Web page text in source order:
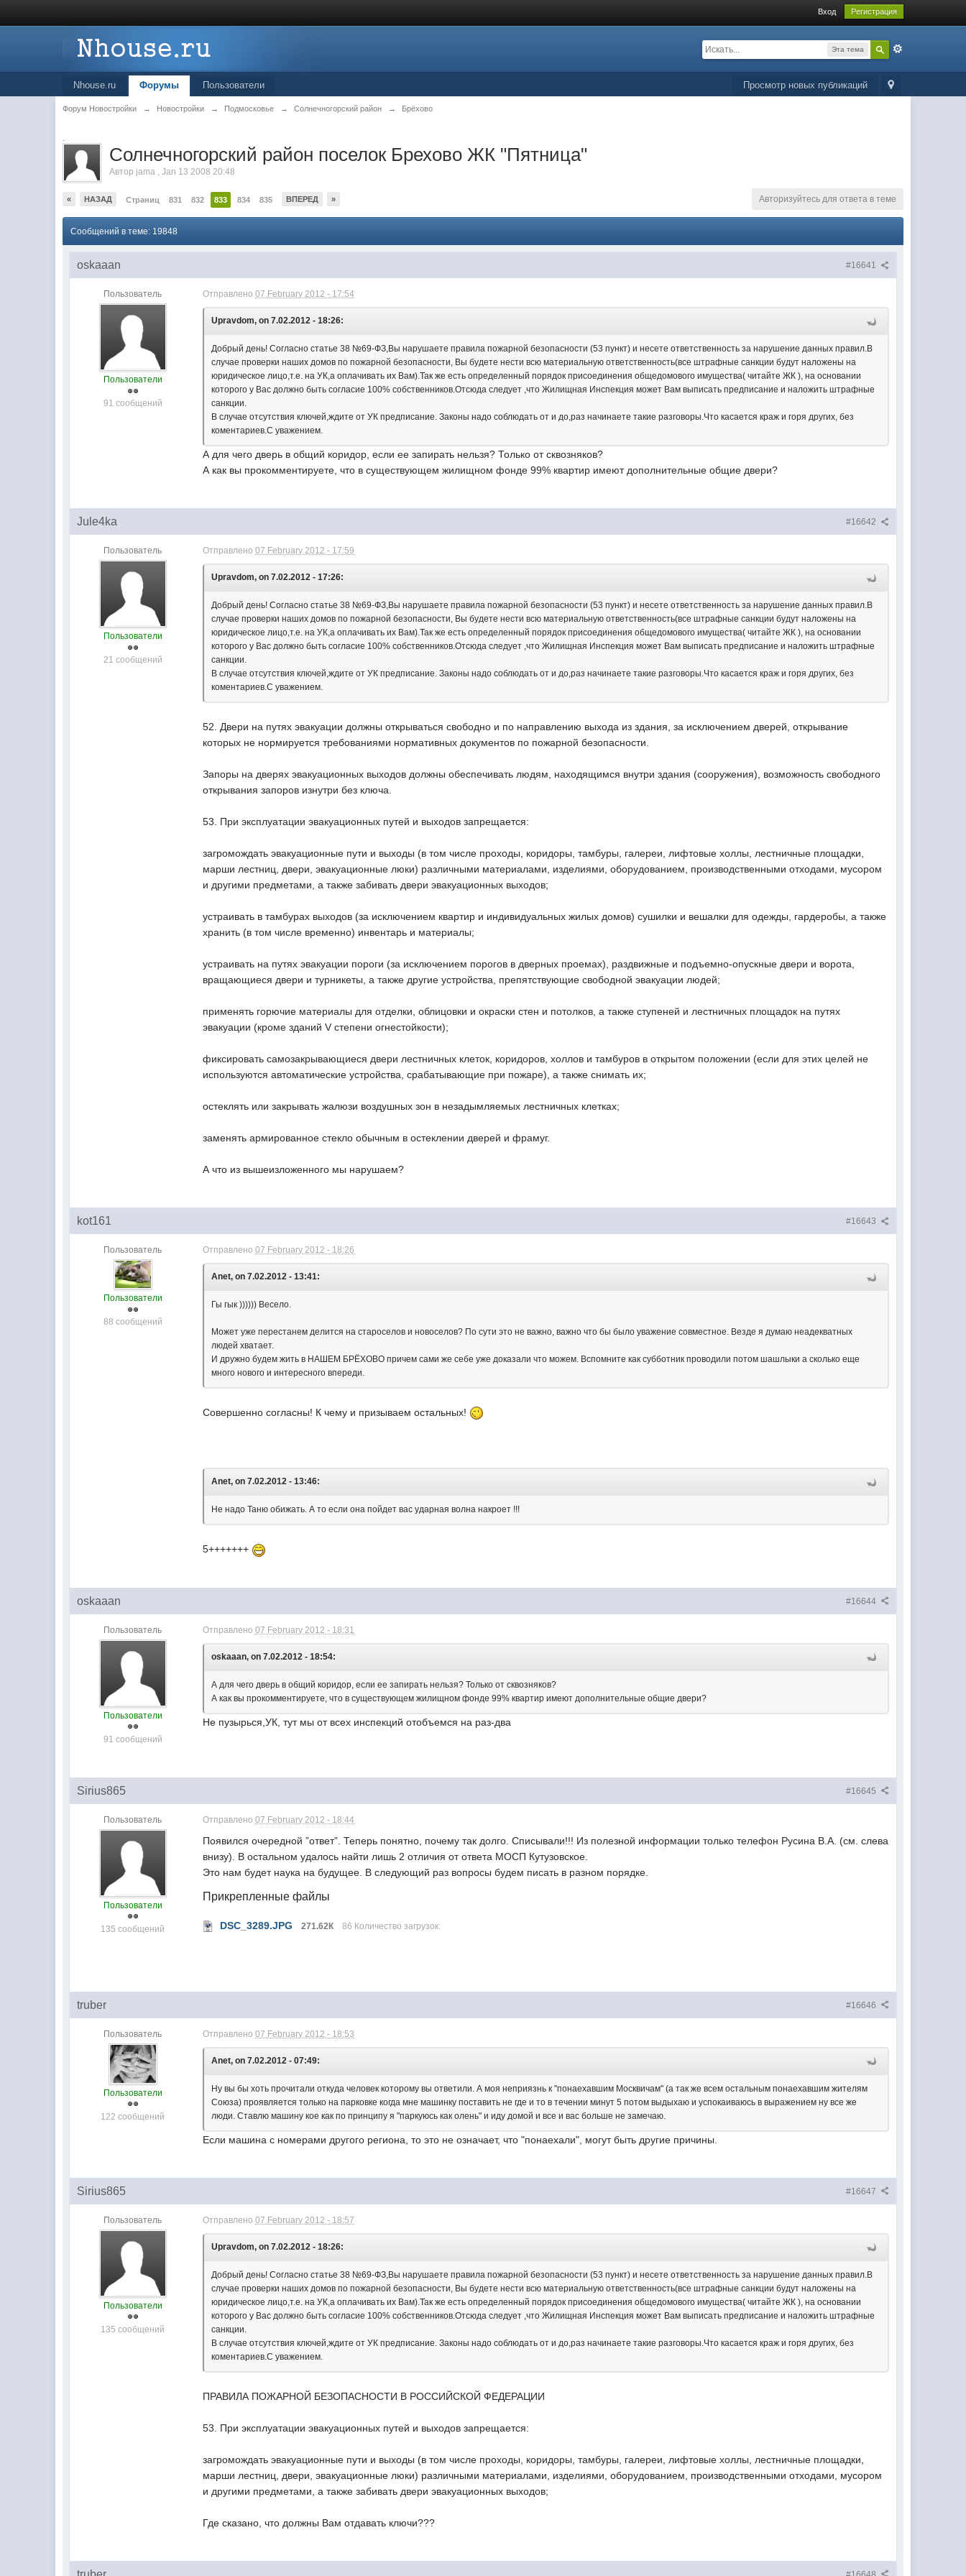
Вход Регистрация
Эта тема
Просмотр новых публикаций
Nhouse.ru Форумы Пользователи
Форум Новостройки → Новостройки → Подмосковье → Солнечногорский район → Брёхово
.
Cолнечногорский район поселок Брехово ЖК "Пятница"
Автор jama ,Jan 13 2008 20:48
« НАЗАД Страниц 831 832 833 834 835 ВПЕРЕД » Авторизуйтесь для ответа в теме
Сообщений в теме: 19848
#16641
oskaaan
Пользователь
Пользователи
91 сообщений
Отправлено07 February 2012 - 17:54
Upravdom, on 7.02.2012 - 18:26:
Добрый день! Согласно статье 38 №69-ФЗ,Вы нарушаете правила пожарной безопасности (53 пункт) и несете ответственность за нарушение данных правил.В
случае проверки наших домов по пожарной безопасности, Вы будете нести всю материальную ответственность(все штрафные санкции будут наложены на
юридическое лицо,т.е. на УК,а оплачивать их Вам).Так же есть определенный порядок присоединения общедомового имущества( читайте ЖК ), на основании
которого у Вас должно быть согласие 100% собственников.Отсюда следует ,что Жилищная Инспекция может Вам выписать предписание и наложить штрафные
санкции.
В случае отсутствия ключей,ждите от УК предписание. Законы надо соблюдать от и до,раз начинаете такие разговоры.Что касается краж и горя других, без
коментариев.С уважением.
А для чего дверь в общий коридор, если ее запирать нельзя? Только от сквозняков?
А как вы прокомментируете, что в существующем жилищном фонде 99% квартир имеют дополнительные общие двери?
#16642
Jule4ka
Пользователь
Пользователи
21 сообщений
Отправлено07 February 2012 - 17:59
Upravdom, on 7.02.2012 - 17:26:
Добрый день! Согласно статье 38 №69-ФЗ,Вы нарушаете правила пожарной безопасности (53 пункт) и несете ответственность за нарушение данных правил.В
случае проверки наших домов по пожарной безопасности, Вы будете нести всю материальную ответственность(все штрафные санкции будут наложены на
юридическое лицо,т.е. на УК,а оплачивать их Вам).Так же есть определенный порядок присоединения общедомового имущества( читайте ЖК ), на основании
которого у Вас должно быть согласие 100% собственников.Отсюда следует ,что Жилищная Инспекция может Вам выписать предписание и наложить штрафные
санкции.
В случае отсутствия ключей,ждите от УК предписание. Законы надо соблюдать от и до,раз начинаете такие разговоры.Что касается краж и горя других, без
коментариев.С уважением.
52. Двери на путях эвакуации должны открываться свободно и по направлению выхода из здания, за исключением дверей, открывание
которых не нормируется требованиями нормативных документов по пожарной безопасности.
Запоры на дверях эвакуационных выходов должны обеспечивать людям, находящимся внутри здания (сооружения), возможность свободного
открывания запоров изнутри без ключа.
53. При эксплуатации эвакуационных путей и выходов запрещается:
загромождать эвакуационные пути и выходы (в том числе проходы, коридоры, тамбуры, галереи, лифтовые холлы, лестничные площадки,
марши лестниц, двери, эвакуационные люки) различными материалами, изделиями, оборудованием, производственными отходами, мусором
и другими предметами, а также забивать двери эвакуационных выходов;
устраивать в тамбурах выходов (за исключением квартир и индивидуальных жилых домов) сушилки и вешалки для одежды, гардеробы, а также
хранить (в том числе временно) инвентарь и материалы;
устраивать на путях эвакуации пороги (за исключением порогов в дверных проемах), раздвижные и подъемно-опускные двери и ворота,
вращающиеся двери и турникеты, а также другие устройства, препятствующие свободной эвакуации людей;
применять горючие материалы для отделки, облицовки и окраски стен и потолков, а также ступеней и лестничных площадок на путях
эвакуации (кроме зданий V степени огнестойкости);
фиксировать самозакрывающиеся двери лестничных клеток, коридоров, холлов и тамбуров в открытом положении (если для этих целей не
используются автоматические устройства, срабатывающие при пожаре), а также снимать их;
остеклять или закрывать жалюзи воздушных зон в незадымляемых лестничных клетках;
заменять армированное стекло обычным в остеклении дверей и фрамуг.
А что из вышеизложенного мы нарушаем?
#16643
kot161
Пользователь
Пользователи
88 сообщений
Отправлено07 February 2012 - 18:26
Anet, on 7.02.2012 - 13:41:
Гы гык )))))) Весело.
Может уже перестанем делится на староселов и новоселов? По сути это не важно, важно что бы было уважение совместное. Везде я думаю неадекватных
людей хватает.
И дружно будем жить в НАШЕМ БРЁХОВО причем сами же себе уже доказали что можем. Вспомните как субботник проводили потом шашлыки а сколько еще
много нового и интересного впереди.
Совершенно согласны! К чему и призываем остальных!
Anet, on 7.02.2012 - 13:46:
Не надо Таню обижать. А то если она пойдет вас ударная волна накроет !!!
5+++++++
#16644
oskaaan
Пользователь
Пользователи
91 сообщений
Отправлено07 February 2012 - 18:31
oskaaan, on 7.02.2012 - 18:54:
А для чего дверь в общий коридор, если ее запирать нельзя? Только от сквозняков?
А как вы прокомментируете, что в существующем жилищном фонде 99% квартир имеют дополнительные общие двери?
Не пузырься,УК, тут мы от всех инспекций отобъемся на раз-два
#16645
Sirius865
Пользователь
Пользователи
135 сообщений
Отправлено07 February 2012 - 18:44
Появился очередной ”ответ”. Теперь понятно, почему так долго. Списывали!!! Из полезной информации только телефон Русина В.А. (см. слева
внизу). В остальном удалось найти лишь 2 отличия от ответа МОСП Кутузовское.
Это нам будет наука на будущее. В следующий раз вопросы будем писать в разном порядке.
Прикрепленные файлы
DSC_3289.JPG 271.62К 86 Количество загрузок:
#16646
truber
Пользователь
Пользователи
122 сообщений
Отправлено07 February 2012 - 18:53
Anet, on 7.02.2012 - 07:49:
Ну вы бы хоть прочитали откуда человек которому вы ответили. А моя неприязнь к "понаехавшим Москвичам" (а так же всем остальным понаехавшим жителям
Союза) проявляется только на парковке когда мне машинку поставить не где и то в течении минут 5 потом выдыхаю и успокаиваюсь в выражением ну все же
люди. Ставлю машину кое как по принципу я "паркуюсь как олень" и иду домой и все и вас больше не замечаю.
Если машина с номерами другого региона, то это не означает, что "понаехали", могут быть другие причины.
#16647
Sirius865
Пользователь
Пользователи
135 сообщений
Отправлено07 February 2012 - 18:57
Upravdom, on 7.02.2012 - 18:26:
Добрый день! Согласно статье 38 №69-ФЗ,Вы нарушаете правила пожарной безопасности (53 пункт) и несете ответственность за нарушение данных правил.В
случае проверки наших домов по пожарной безопасности, Вы будете нести всю материальную ответственность(все штрафные санкции будут наложены на
юридическое лицо,т.е. на УК,а оплачивать их Вам).Так же есть определенный порядок присоединения общедомового имущества( читайте ЖК ), на основании
которого у Вас должно быть согласие 100% собственников.Отсюда следует ,что Жилищная Инспекция может Вам выписать предписание и наложить штрафные
санкции.
В случае отсутствия ключей,ждите от УК предписание. Законы надо соблюдать от и до,раз начинаете такие разговоры.Что касается краж и горя других, без
коментариев.С уважением.
ПРАВИЛА ПОЖАРНОЙ БЕЗОПАСНОСТИ В РОССИЙСКОЙ ФЕДЕРАЦИИ
53. При эксплуатации эвакуационных путей и выходов запрещается:
загромождать эвакуационные пути и выходы (в том числе проходы, коридоры, тамбуры, галереи, лифтовые холлы, лестничные площадки,
марши лестниц, двери, эвакуационные люки) различными материалами, изделиями, оборудованием, производственными отходами, мусором
и другими предметами, а также забивать двери эвакуационных выходов;
Где сказано, что должны Вам отдавать ключи???